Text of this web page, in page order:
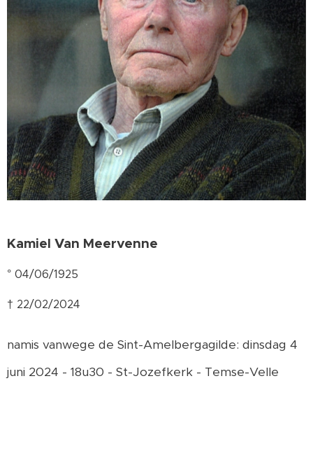
Kamiel Van Meervenne
° 04/06/1925
† 22/02/2024
namis vanwege de Sint-Amelbergagilde: dinsdag 4
juni 2024 - 18u30 - St-Jozefkerk - Temse-Velle